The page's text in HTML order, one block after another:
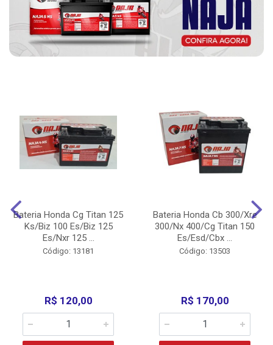
Bateria Honda Cg Titan 125
Ks/Biz 100 Es/Biz 125
Es/Nxr 125 ...
Código: 13181
R$ 120,00
Bateria Honda Cb 300/Xre
300/Nx 400/Cg Titan 150
Es/Esd/Cbx ...
Código: 13503
R$ 170,00